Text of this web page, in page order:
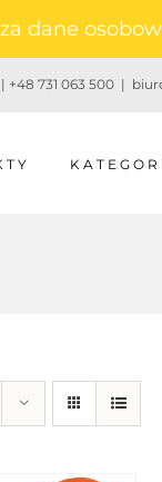
+48 731 063 500 |
dane